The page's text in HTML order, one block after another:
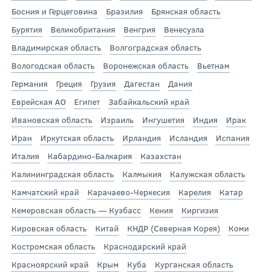
Босния и Герцеговина
Бразилия
Брянская область
Бурятия
Великобритания Венгрия
Венесуэла
Владимирская область
Волгоградская область
Вологодская область
Воронежская область
Вьетнам
Германия
Греция Грузия Дагестан
Дания
Еврейская АО
Египет
Забайкальский край
Ивановская область
Израиль Ингушетия Индия
Ирак
Иран
Иркутская область Ирландия Исландия
Испания
Италия
Кабардино-Балкария
Казахстан
Калининградская область
Калмыкия
Калужская область
Камчатский край
Карачаево-Черкесия Карелия
Катар
Кемеровская область — Кузбасс
Кения
Киргизия
Кировская область
Китай КНДР (Северная Корея)
Коми
Костромская область
Краснодарский край
Красноярский край
Крым Куба
Курганская область